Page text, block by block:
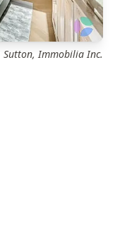
Immobilia Inc.